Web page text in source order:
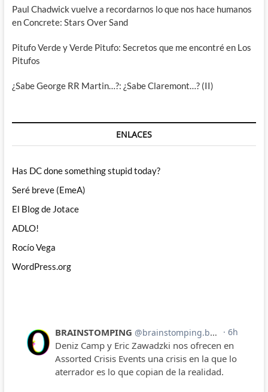
Paul Chadwick vuelve a recordarnos lo que nos hace humanos
en Concrete: Stars Over Sand
Pitufo Verde y Verde Pitufo: Secretos que me encontré en Los
Pitufos
¿Sabe George RR Martin…?: ¿Sabe Claremont…? (II)
ENLACES
Has DC done something stupid today?
Seré breve (EmeA)
El Blog de Jotace
ADLO!
Rocío Vega
WordPress.org